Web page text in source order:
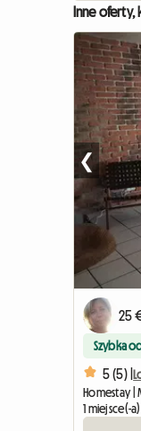
Inne oferty,
❮
25
Szybka
5 (5) |
Homestay |
1 miejsce(-